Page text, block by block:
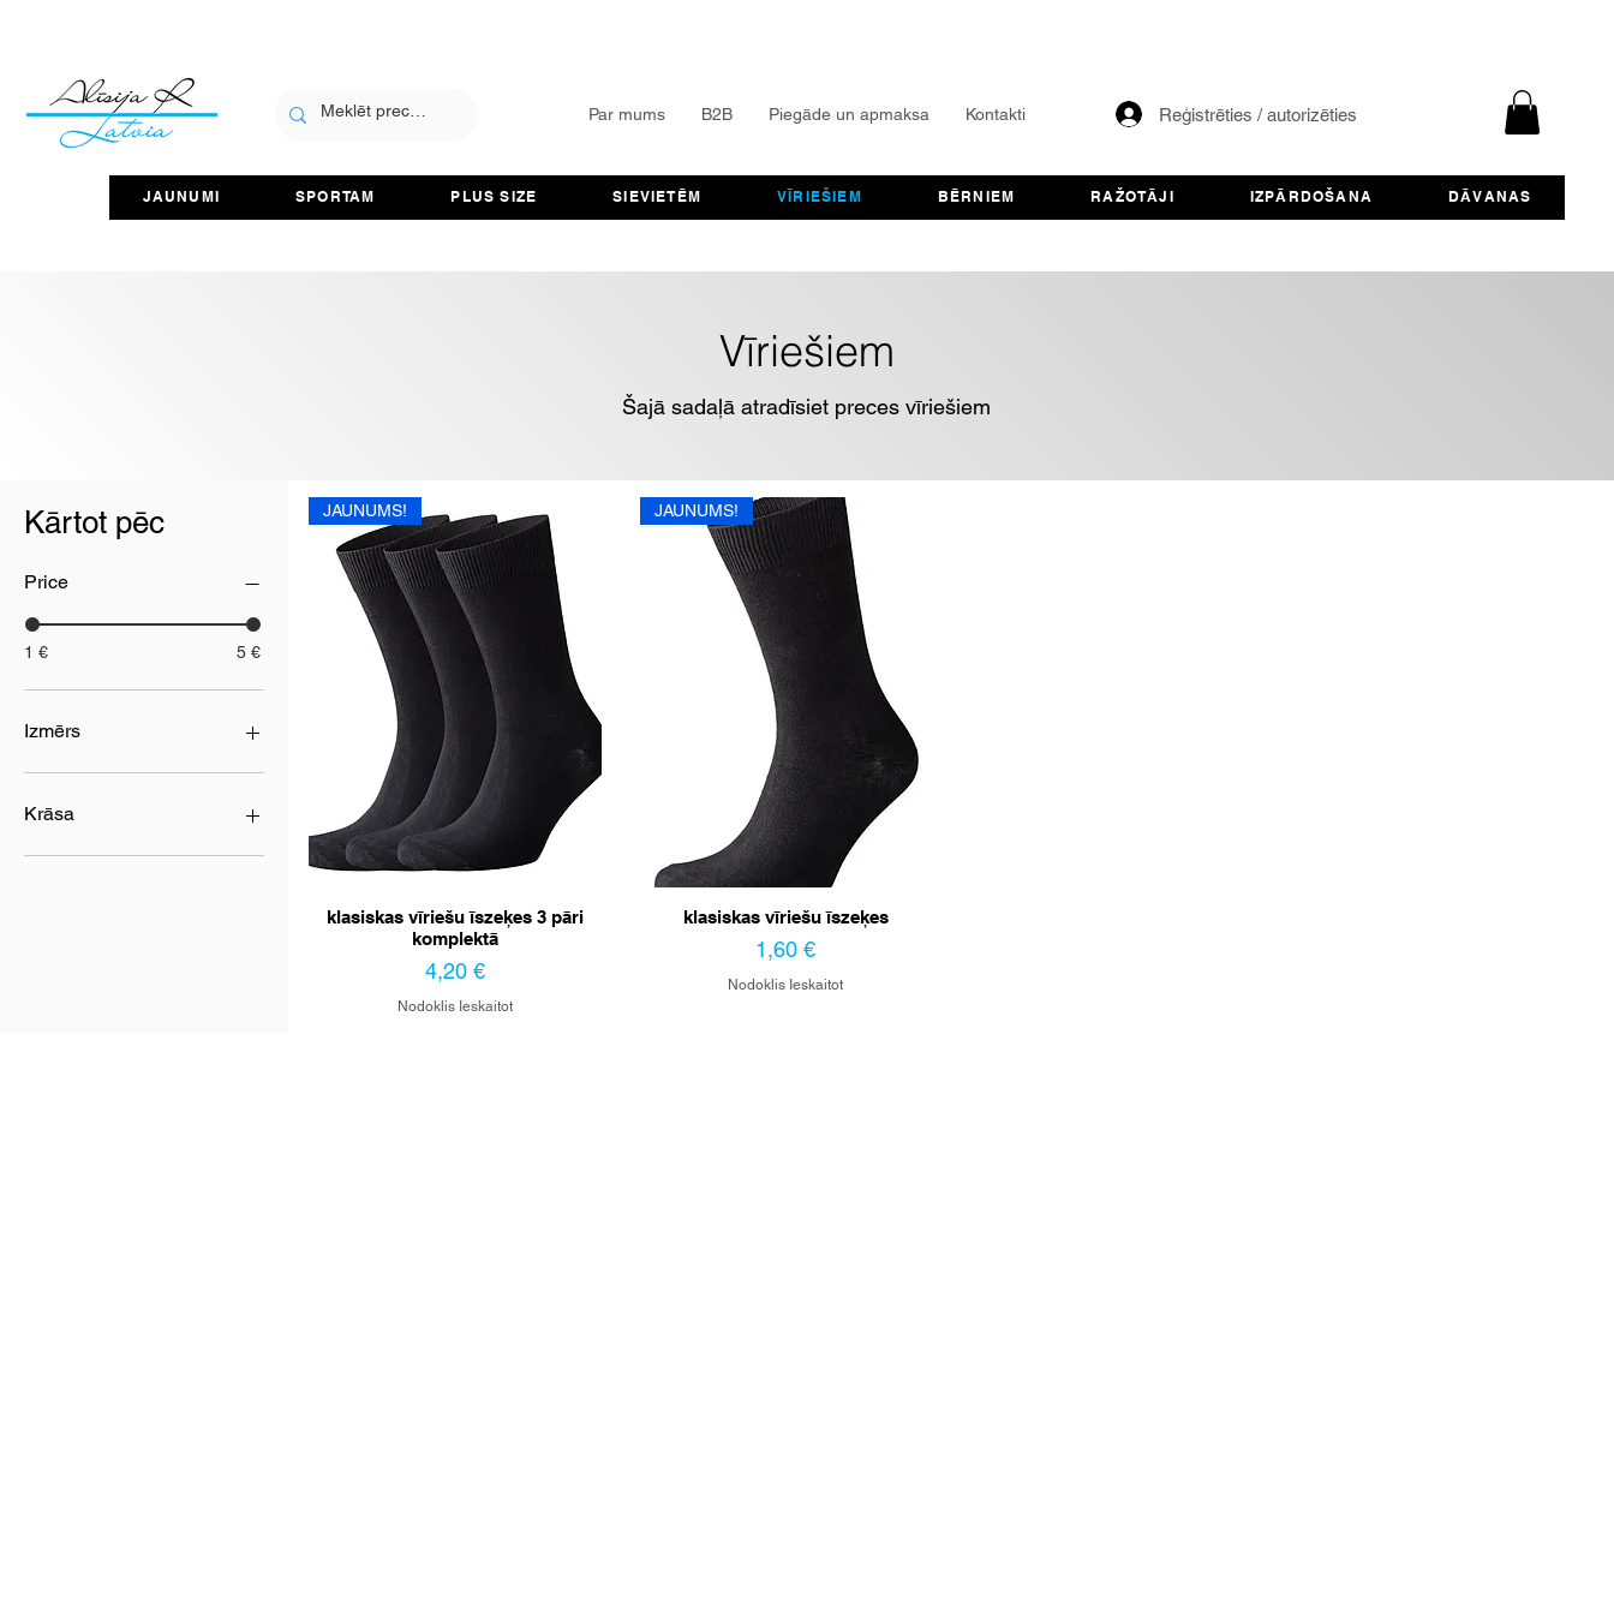
Par mums B2B Piegāde un apmaksa Kontakti Reģistrēties / autorizēties
JAUNUMI SPORTAM PLUS SIZE SIEVIETĒM VĪRIEŠIEM BĒRNIEM RAŽOTĀJI IZPĀRDOŠANA DĀVANAS
Vīriešiem
Šajā sadaļā atradīsiet preces vīriešiem
Kārtot pēc
Price
1 € 5 €
Izmērs
27(41-42)
29(43-44)
Krāsa
melna
JAUNUMS!
klasiskas vīriešu īszeķes 3 pāri
komplektā
Cena
4,20 €
Nodoklis Ieskaitot
JAUNUMS!
klasiskas vīriešu īszeķes
Cena
1,60 €
Nodoklis Ieskaitot